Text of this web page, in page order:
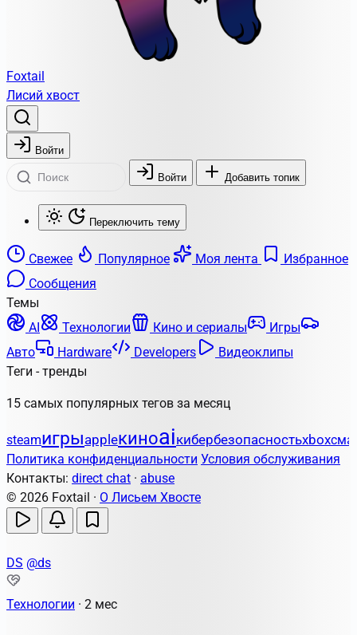
Foxtail
Лисий хвост
Войти
Войти Добавить топик
Переключить тему
Свежее Популярное Моя лента
Избранное
Сообщения
Темы
AI
Технологии Кино и сериалы
Игры
Авто
Hardware Developers
Видеоклипы
Теги - тренды
15 самых популярных тегов за месяц
steamигрыappleкиноaiкибербезопасностьxbox
Политика конфиденциальности Условия обслуживания
Контакты: direct chat · abuse
© 2026 Foxtail · О Лисьем Хвосте
DS @ds
Технологии · 2 мес